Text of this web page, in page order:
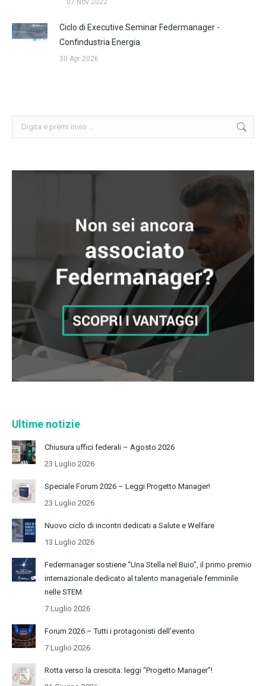
Ciclo di Executive Seminar Federmanager -
Confindustria Energia
30 Apr 2026
Cerca:
Ultime notizie
Chiusura uffici federali – Agosto 2026
23 Luglio 2026
Speciale Forum 2026 – Leggi Progetto Manager!
23 Luglio 2026
Nuovo ciclo di incontri dedicati a Salute e Welfare
13 Luglio 2026
Federmanager sostiene “Una Stella nel Buio”, il primo premio
internazionale dedicato al talento manageriale femminile
nelle STEM
7 Luglio 2026
Forum 2026 – Tutti i protagonisti dell’evento
7 Luglio 2026
Rotta verso la crescita: leggi “Progetto Manager”!